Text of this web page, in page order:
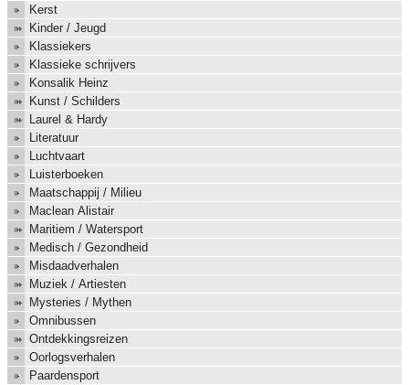
Kerst
Kinder / Jeugd
Klassiekers
Klassieke schrijvers
Konsalik Heinz
Kunst / Schilders
Laurel & Hardy
Literatuur
Luchtvaart
Luisterboeken
Maatschappij / Milieu
Maclean Alistair
Maritiem / Watersport
Medisch / Gezondheid
Misdaadverhalen
Muziek / Artiesten
Mysteries / Mythen
Omnibussen
Ontdekkingsreizen
Oorlogsverhalen
Paardensport